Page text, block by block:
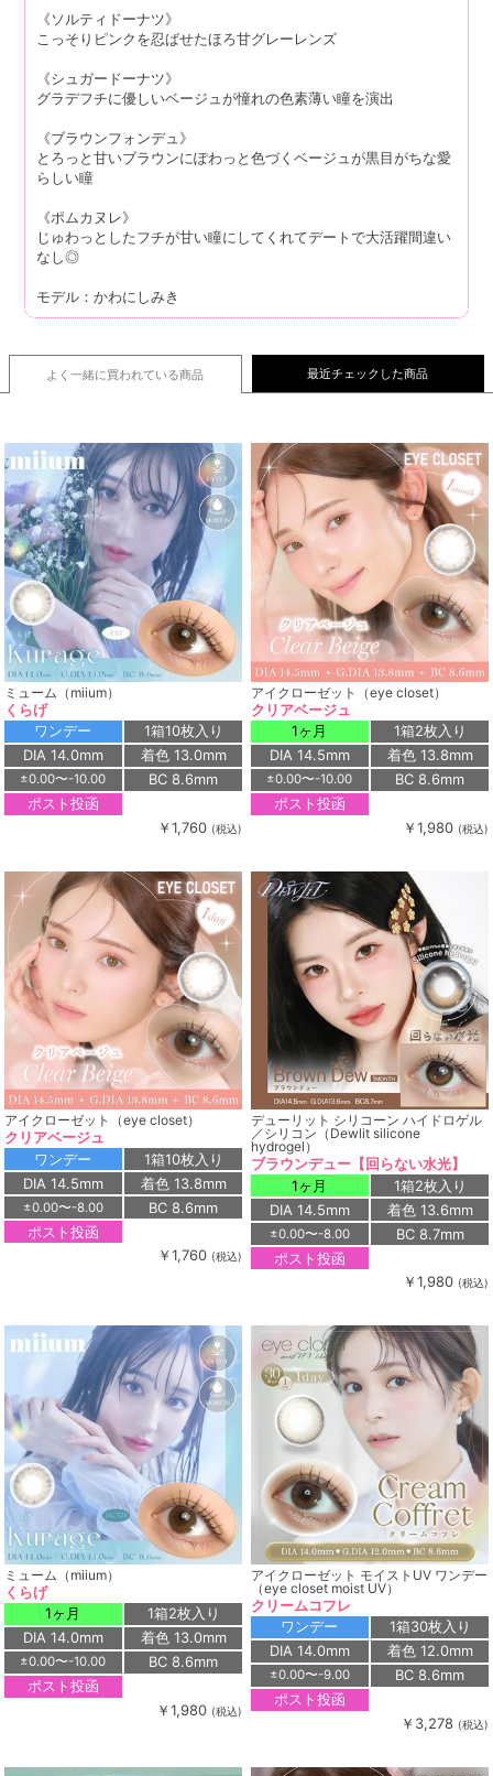
《ソルティドーナツ》
こっそりピンクを忍ばせたほろ甘グレーレンズ
《シュガードーナツ》
グラデフチに優しいベージュが憧れの色素薄い瞳を演出
《ブラウンフォンデュ》
とろっと甘いブラウンにぽわっと色づくベージュが黒目がちな愛
らしい瞳
《ポムカヌレ》
じゅわっとしたフチが甘い瞳にしてくれてデートで大活躍間違い
なし◎
モデル：かわにしみき
よく一緒に買われている商品 最近チェックした商品
ミューム（miium）
くらげ
ワンデー
1箱10枚入り
DIA 14.0mm
着色 13.0mm
±0.00〜-10.00
BC 8.6mm
ポスト投函
￥1,760 (税込)
アイクローゼット（eye closet）
クリアベージュ
1ヶ月
1箱2枚入り
DIA 14.5mm
着色 13.8mm
±0.00〜-10.00
BC 8.6mm
ポスト投函
￥1,980 (税込)
アイクローゼット（eye closet）
クリアベージュ
ワンデー
1箱10枚入り
DIA 14.5mm
着色 13.8mm
±0.00〜-8.00
BC 8.6mm
ポスト投函
￥1,760 (税込)
デューリット シリコーン ハイドロゲル
／シリコン（Dewlit silicone
hydrogel）
ブラウンデュー【回らない水光】
1ヶ月
1箱2枚入り
DIA 14.5mm
着色 13.6mm
±0.00〜-8.00
BC 8.7mm
ポスト投函
￥1,980 (税込)
ミューム（miium）
くらげ
1ヶ月
1箱2枚入り
DIA 14.0mm
着色 13.0mm
±0.00〜-10.00
BC 8.6mm
ポスト投函
￥1,980 (税込)
アイクローゼット モイストUV ワンデー
（eye closet moist UV）
クリームコフレ
ワンデー
1箱30枚入り
DIA 14.0mm
着色 12.0mm
±0.00〜-9.00
BC 8.6mm
ポスト投函
￥3,278 (税込)